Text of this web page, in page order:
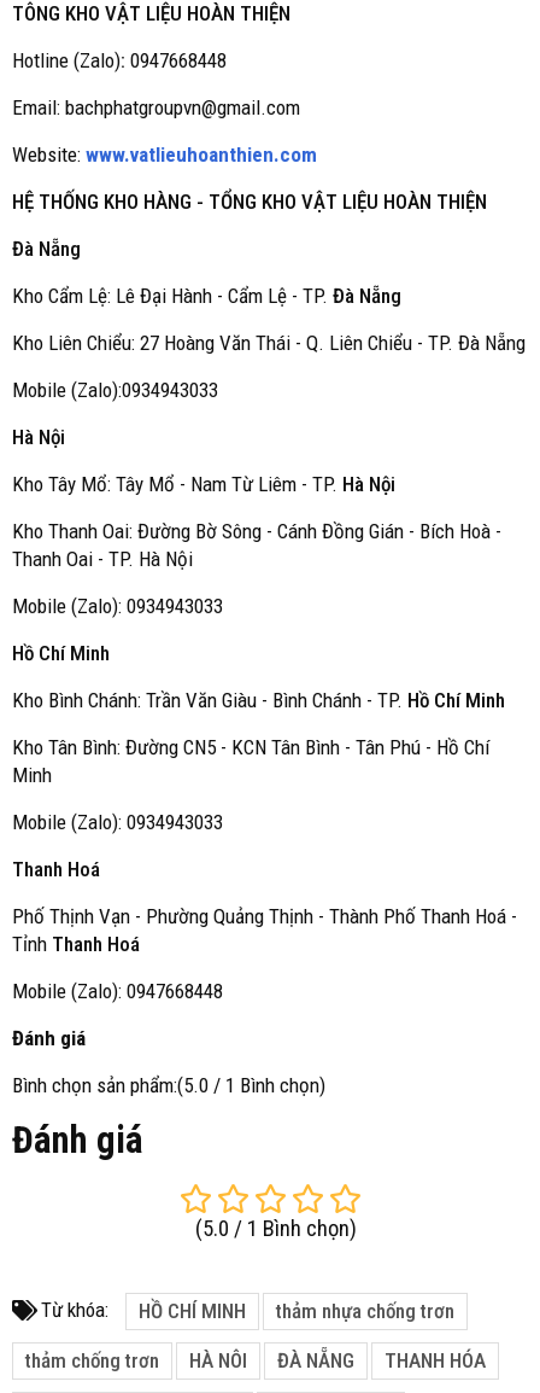
TÔNG KHO VẬT LIỆU HOÀN THIỆN
Hotline (Zalo): 0947668448
Email: bachphatgroupvn@gmail.com
Website: www.vatlieuhoanthien.com
HỆ THỐNG KHO HÀNG - TỔNG KHO VẬT LIỆU HOÀN THIỆN
Đà Nẵng
Kho Cẩm Lệ: Lê Đại Hành - Cẩm Lệ - TP. Đà Nẵng
Kho Liên Chiểu: 27 Hoàng Văn Thái - Q. Liên Chiểu - TP. Đà Nẵng
Mobile (Zalo):0934943033
Hà Nội
Kho Tây Mổ: Tây Mổ - Nam Từ Liêm - TP. Hà Nội
Kho Thanh Oai: Đường Bờ Sông - Cánh Đồng Gián - Bích Hoà -
Thanh Oai - TP. Hà Nội
Mobile (Zalo): 0934943033
Hồ Chí Minh
Kho Bình Chánh: Trần Văn Giàu - Bình Chánh - TP. Hồ Chí Minh
Kho Tân Bình: Đường CN5 - KCN Tân Bình - Tân Phú - Hồ Chí
Minh
Mobile (Zalo): 0934943033
Thanh Hoá
Phố Thịnh Vạn - Phường Quảng Thịnh - Thành Phố Thanh Hoá -
Tỉnh Thanh Hoá
Mobile (Zalo): 0947668448
Đánh giá
Bình chọn sản phẩm:(5.0 / 1 Bình chọn)
Đánh giá
(5.0 / 1 Bình chọn)
Từ khóa: HỒ CHÍ MINH thảm nhựa chống trơn
thảm chống trơn HÀ NÔI ĐÀ NẴNG THANH HÓA